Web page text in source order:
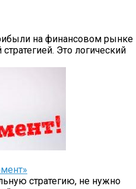
на финансовом рынке
Это логический
стратегию, не нужно